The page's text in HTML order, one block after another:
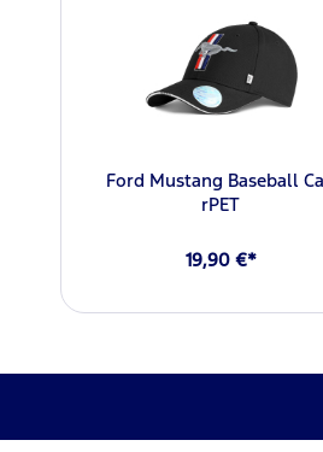
Ford Mustang Baseball
rPET
19,90 €*